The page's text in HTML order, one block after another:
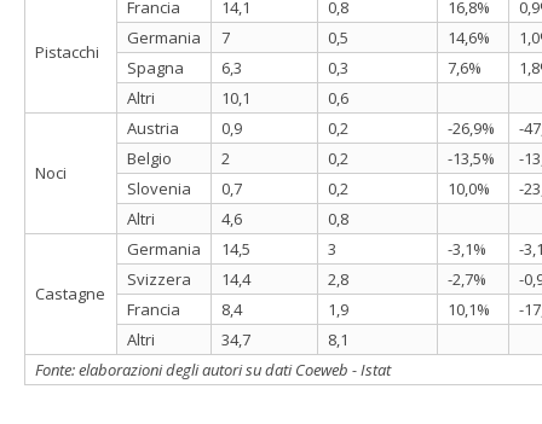
Pistacchi
Francia 14,1 0,8 16,8%
Germania
7 0,5 14,6%
Spagna
6,3 0,3 7,6%
Altri
10,1 0,6
Noci
Austria 0,9 0,2 -26,9%
-
Belgio
2 0,2 -13,5%
-
Slovenia
0,7 0,2 10,0%
-
Altri
4,6 0,8
Castagne
Germania 14,5 3 -3,1%
-
Svizzera
14,4 2,8 -2,7%
-
Francia
8,4 1,9 10,1%
-
Altri
34,7
8,1
Fonte: elaborazioni degli autori su dati Coeweb - Istat